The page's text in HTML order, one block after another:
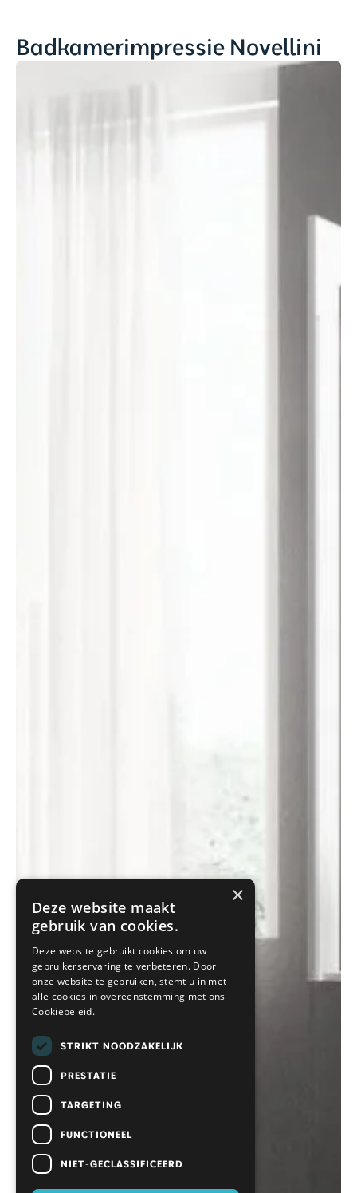
Badkamerimpressie Novellini
×
Deze website maakt
gebruik van cookies.
Deze website gebruikt cookies om uw
gebruikerservaring te verbeteren. Door
onze website te gebruiken, stemt u in met
alle cookies in overeenstemming met ons
Cookiebeleid.
STRIKT NOODZAKELIJK
PRESTATIE
TARGETING
FUNCTIONEEL
NIET-GECLASSIFICEERD